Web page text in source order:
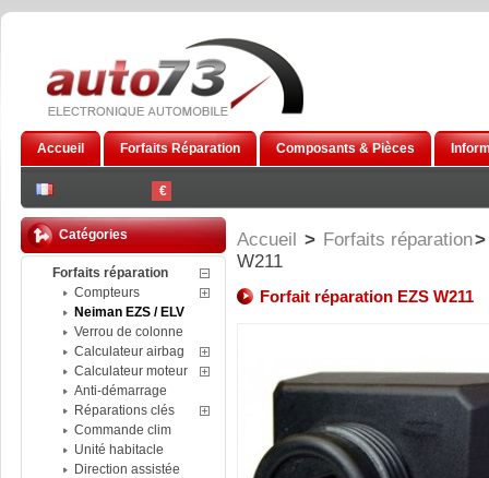
€
Accueil Forfaits Réparation Composants & Pièces
Catégories
Forfaits réparation
Compteurs
Neiman EZS / ELV
Verrou de colonne
Calculateur airbag
Calculateur moteur
Anti-démarrage
Réparations clés
Commande clim
Unité habitacle
Direction assistée
Accueil > Forfaits réparation>
W211
Forfait réparation EZS W211